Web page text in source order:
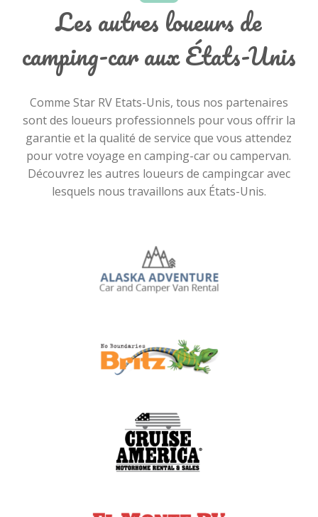
Les autres loueurs de
camping-car aux États-Unis
Comme Star RV Etats-Unis, tous nos partenaires
sont des loueurs professionnels pour vous offrir la
garantie et la qualité de service que vous attendez
pour votre voyage en camping-car ou campervan.
Découvrez les autres loueurs de campingcar avec
lesquels nous travaillons aux États-Unis.